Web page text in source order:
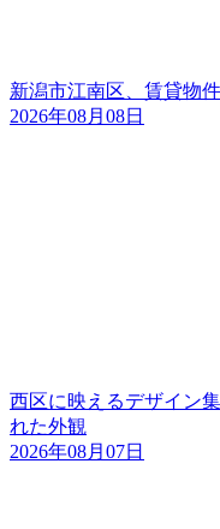
新潟市江南区、賃貸物
2026年08月08日
西区に映えるデザイン
れた外観
2026年08月07日